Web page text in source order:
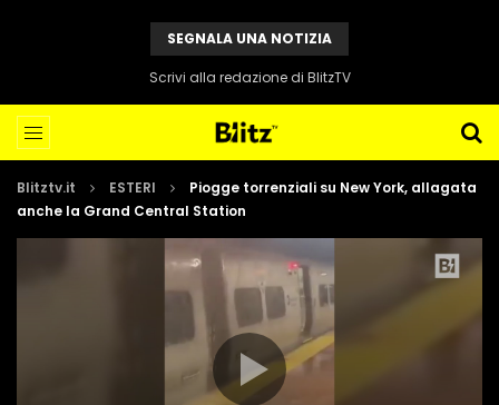
SEGNALA UNA NOTIZIA
Scrivi alla redazione di BlitzTV
Blitztv.it ESTERI
Piogge torrenziali su New York, allagata
anche la Grand Central Station